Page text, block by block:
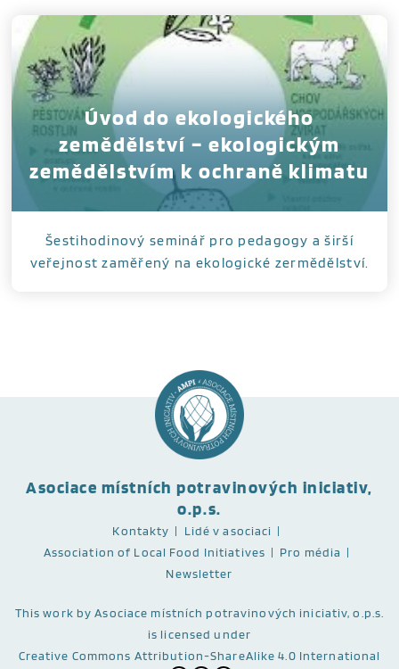
Úvod do ekologického
zemědělství – ekologickým
zemědělstvím k ochraně klimatu
Šestihodinový seminář pro pedagogy a širší
veřejnost zaměřený na ekologické zermědělství.
Asociace místních potravinových iniciativ,
o.p.s.
Kontakty
Lidé v asociaci
Association of Local Food Initiatives
Pro média
Newsletter
This work by Asociace místních potravinových iniciativ, o.p.s.
is licensed under
Creative Commons Attribution-ShareAlike 4.0 International